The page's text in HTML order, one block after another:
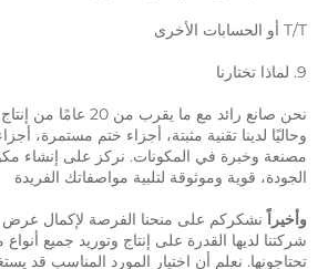
T/T أو الحسابات الأخرى
9. لماذا تختارنا
الجودة، قوية وموثوقة لتلبية مواصفاتك الفريدة
وأخيراً